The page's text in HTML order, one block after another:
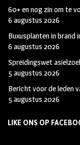
60+ en nog zin om te
6 augustus 2026
Buxusplanten in brand
6 augustus 2026
Spreidingswet
5 augustus 2026
Bericht voor de leden
5 augustus 2026
LIKE ONS OP